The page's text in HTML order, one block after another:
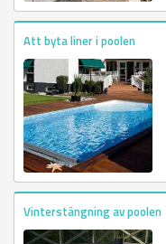
Att byta liner i poolen
Vinterstängning av poolen